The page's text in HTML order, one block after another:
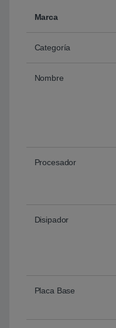
Marca
Categoría
Nombre
Procesador
Disipador
Placa Base